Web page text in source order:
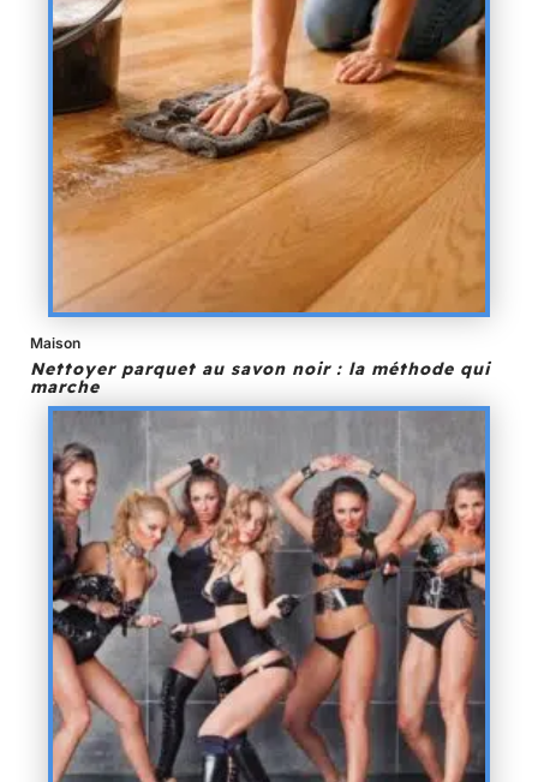
Maison
Nettoyer parquet au savon noir : la méthode qui
marche